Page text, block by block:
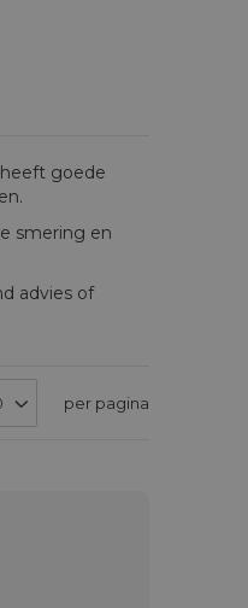
goede
smering en
advies of
per pagina